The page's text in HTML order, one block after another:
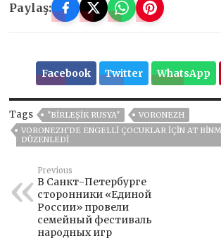
Paylaş:
Facebook Twitter WhatsApp
Tags "BIRLEŞIK RUSYA"
VORONEZH
VORONEZH'DE ENGELLI ÇOCUKLAR IÇIN AT
DÜZENLEDI
Previous
В Санкт-Петербурге
сторонники «Единой
России» провели
семейный фестиваль
народных игр